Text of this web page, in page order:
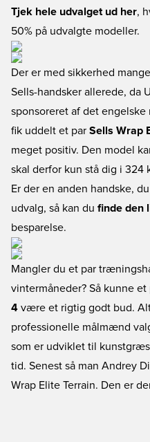
Tjek hele udvalget ud her,
50% på udvalgte modeller.
Der er med sikkerhed
Sells-handsker allerede, da
sponsoreret af det
fik uddelt et par Sells Wrap
meget positiv. Den model
skal derfor kun stå dig i 324
Er der en anden handske,
udvalg, så kan du finde den
besparelse.
Mangler du et par
vintermåneder? Så kunne et
4 være et rigtig godt bud.
professionelle målmænd
som er udviklet til
tid. Senest så man Andrey
Wrap Elite Terrain. Den er